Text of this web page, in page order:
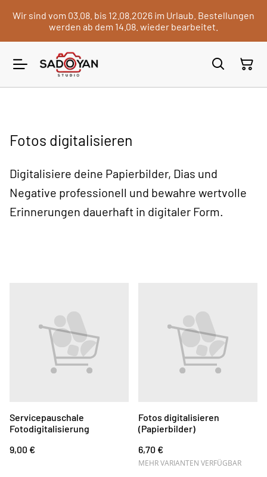
Wir sind vom 03.08. bis 12.08.2026 im Urlaub. Bestellungen
werden ab dem 14.08. wieder bearbeitet.
Fotos digitalisieren
Digitalisiere deine Papierbilder, Dias und
Negative professionell und bewahre wertvolle
Erinnerungen dauerhaft in digitaler Form.
Servicepauschale
Fotodigitalisierung
9,00 €
Fotos digitalisieren
(Papierbilder)
6,70 €
MEHR VARIANTEN VERFÜGBAR